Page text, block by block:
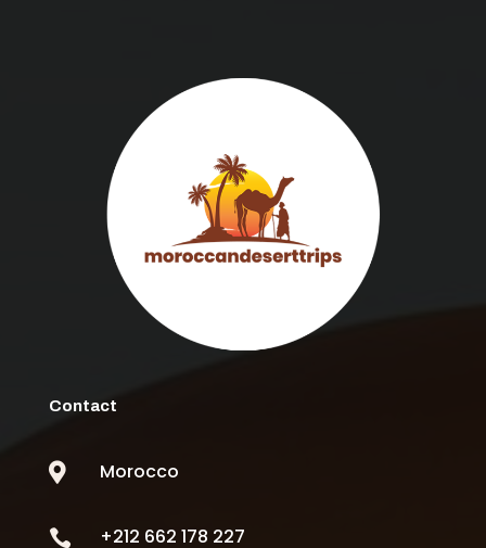
Contact
 Morocco
 +212 662 178 227